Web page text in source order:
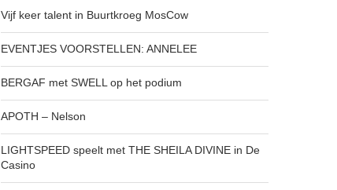
Vijf keer talent in Buurtkroeg MosCow
EVENTJES VOORSTELLEN: ANNELEE
BERGAF met SWELL op het podium
APOTH – Nelson
LIGHTSPEED speelt met THE SHEILA DIVINE in De
Casino